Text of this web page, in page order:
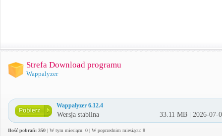
Strefa Download programu
Wappalyzer
Wappalyzer 6.12.4
Wersja stabilna 33.11 MB | 2026-07-
Ilość pobrań: 350 | W tym miesiącu: 0 | W poprzednim miesiącu: 8